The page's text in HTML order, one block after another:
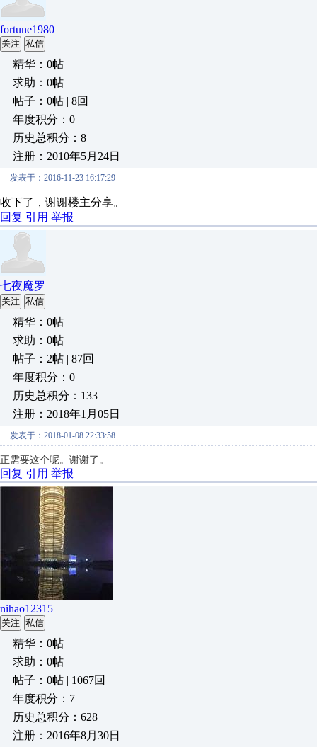
fortune1980
关注 私信
精华：0帖
求助：0帖
帖子：0帖 | 8回
年度积分：0
历史总积分：8
注册：2010年5月24日
发表于：2016-11-23 16:17:29
收下了，谢谢楼主分享。
回复 引用 举报
七夜魔罗
关注 私信
精华：0帖
求助：0帖
帖子：2帖 | 87回
年度积分：0
历史总积分：133
注册：2018年1月05日
发表于：2018-01-08 22:33:58
正需要这个呢。谢谢了。
回复 引用 举报
nihao12315
关注 私信
精华：0帖
求助：0帖
帖子：0帖 | 1067回
年度积分：7
历史总积分：628
注册：2016年8月30日